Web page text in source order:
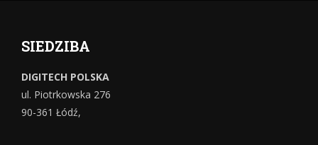
SIEDZIBA
DIGITECH POLSKA
ul. Piotrkowska 276
90-361 Łódź,